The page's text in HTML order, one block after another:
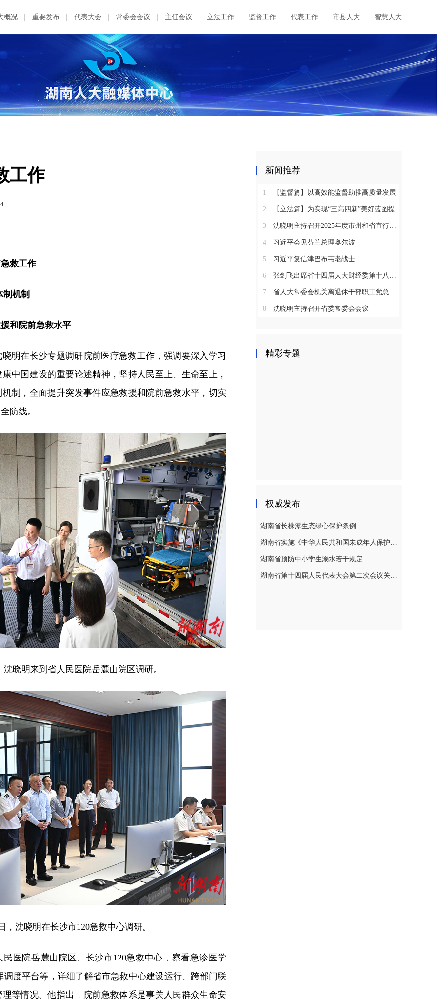
概况 重要发布 代表大会 常委会会议 主任会议 立法工作 监督工作 代表工作 市县人大 智慧人大
工作
救工作
机制
和院前急救水平
明在长沙专题调研院前医疗急救工作，强调要深入学习
中国建设的重要论述精神，坚持人民至上、生命至上，
制，全面提升突发事件应急救援和院前急救水平，切实
防线。
沈晓明来到省人民医院岳麓山院区调研。
，沈晓明在长沙市120急救中心调研。
医院岳麓山院区、长沙市120急救中心，察看急诊医学
调度平台等，详细了解省市急救中心建设运行、跨部门联
等情况。他指出，院前急救体系是事关人民群众生命安
新闻推荐
1 【监督篇】以高效能监督助推高质量发展
2 【立法篇】为实现“三高四新”美好蓝图提供坚实法治保障
3 沈晓明主持召开2025年度市州和省直行业系统党（工）委书记抓基层党建工作述职评议会议
4 习近平会见芬兰总理奥尔波
5 习近平复信津巴布韦老战士
6 张剑飞出席省十四届人大财经委第十八次全体会议
7 省人大常委会机关离退休干部职工党总支召开2025年度总结表彰大会
8 沈晓明主持召开省委常委会会议
精彩专题
权威发布
湖南省长株潭生态绿心保护条例
湖南省实施《中华人民共和国未成年人保护法》若干规定
湖南省预防中小学生溺水若干规定
湖南省第十四届人民代表大会第二次会议关于湖南省人民代表大会常务委员会工作报告的决议